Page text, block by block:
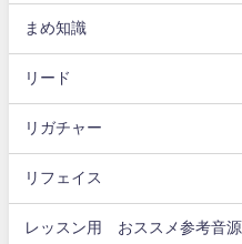
まめ知識
リード
リガチャー
リフェイス
レッスン用 おススメ参考音源